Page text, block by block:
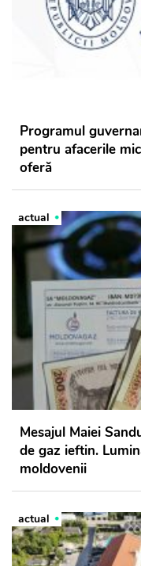
Programul
pentru afacerile
oferă
actual
Mesajul Maiei
de gaz ieftin.
moldovenii
actual